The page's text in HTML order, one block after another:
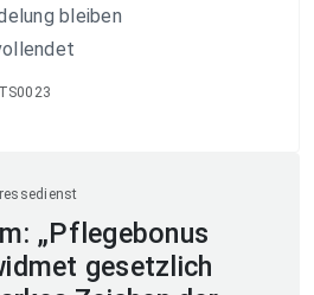
bleiben
„Pflegebonus
gesetzlich